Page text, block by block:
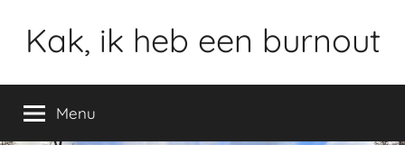
naar
inhoud
Kak, ik heb een burnout
Menu